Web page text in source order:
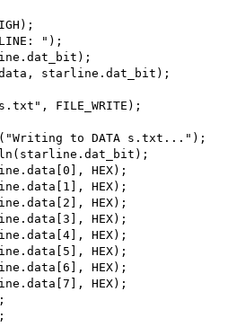
");
starline.dat_bit);
FILE_WRITE);
to DATA s.txt...");
HEX);
HEX);
HEX);
HEX);
HEX);
HEX);
HEX);
HEX);